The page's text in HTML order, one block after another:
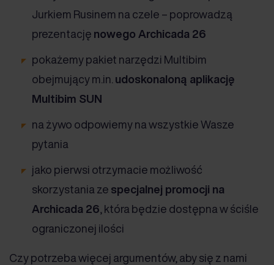
Jurkiem Rusinem na czele – poprowadzą
prezentację nowego Archicada 26
pokażemy pakiet narzędzi Multibim
obejmujący m.in. udoskonaloną aplikację
Multibim SUN
na żywo odpowiemy na wszystkie Wasze
pytania
jako pierwsi otrzymacie możliwość
skorzystania ze specjalnej promocji na
Archicada 26 , która będzie dostępna w ściśle
ograniczonej ilości
Czy potrzeba więcej argumentów, aby się z nami